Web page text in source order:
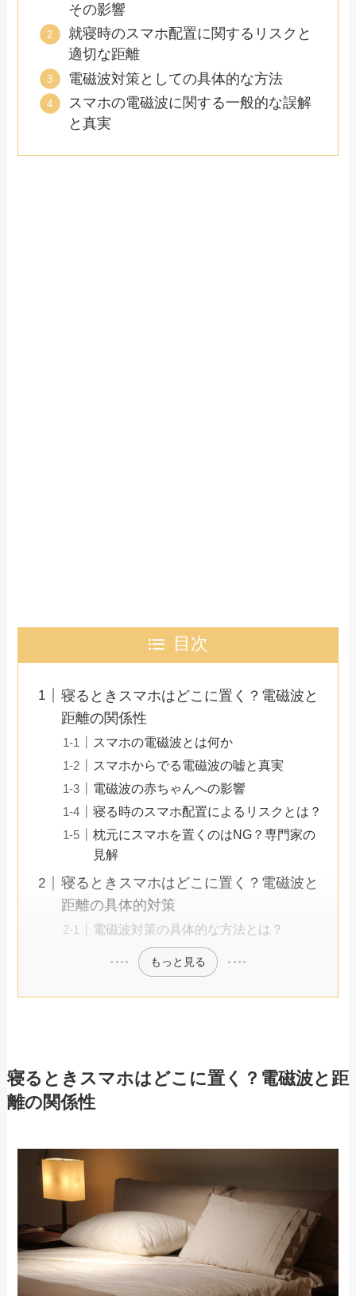
その影響
就寝時のスマホ配置に関するリスクと
適切な距離
電磁波対策としての具体的な方法
スマホの電磁波に関する一般的な誤解
と真実
目次
寝るときスマホはどこに置く？電磁波と
距離の関係性
スマホの電磁波とは何か
スマホからでる電磁波の嘘と真実
電磁波の赤ちゃんへの影響
寝る時のスマホ配置によるリスクとは？
枕元にスマホを置くのはNG？専門家の
見解
寝るときスマホはどこに置く？電磁波と
距離の具体的対策
電磁波対策の具体的な方法とは？
もっと見る
寝るときスマホはどこに置く？電磁波と距
離の関係性